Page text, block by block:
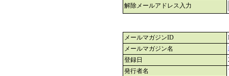
解除メールアドレス入力
メールマガジンID
メールマガジン名
登録日
発行者名